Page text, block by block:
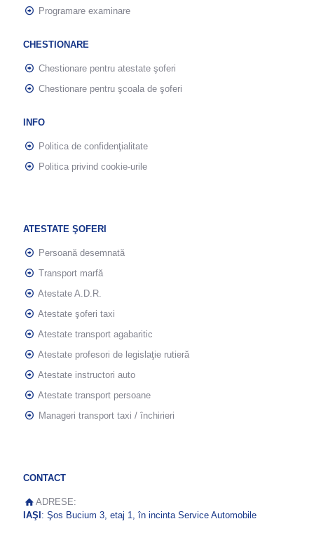
Programare examinare
CHESTIONARE
Chestionare pentru atestate şoferi
Chestionare pentru şcoala de şoferi
INFO
Politica de confidenţialitate
Politica privind cookie-urile
ATESTATE ŞOFERI
Persoană desemnată
Transport marfă
Atestate A.D.R.
Atestate şoferi taxi
Atestate transport agabaritic
Atestate profesori de legislaţie rutieră
Atestate instructori auto
Atestate transport persoane
Manageri transport taxi / închirieri
CONTACT
ADRESE:
IAŞI : Şos Bucium 3, etaj 1, în incinta Service Automobile